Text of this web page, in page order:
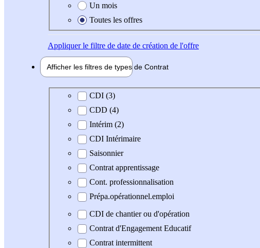
Un mois
Toutes les offres
Appliquerle filtre de date de création de l'offre
Afficher les filtres de types de Contrat
Type de contrat
CDI (3)
CDD (4)
Intérim (2)
CDI Intérimaire
Saisonnier
Contrat apprentissage
Cont. professionnalisation
Prépa.opérationnel.emploi
CDI de chantier ou d'opération
Contrat d'Engagement Educatif
Contrat intermittent